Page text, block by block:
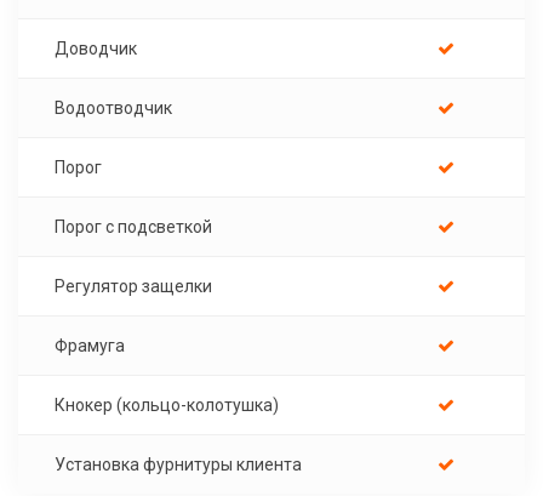
Доводчик
Водоотводчик
Порог
Порог с подсветкой
Регулятор защелки
Фрамуга
Кнокер (кольцо-колотушка)
Установка фурнитуры клиента